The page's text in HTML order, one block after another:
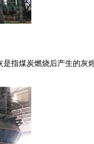
指煤炭燃烧后产生的